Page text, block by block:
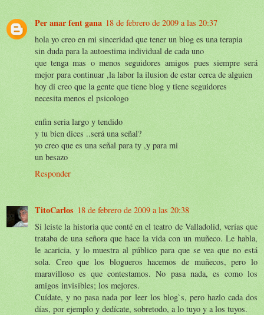
Per anar fent gana 18 de febrero de 2009 a las 20:37
hola yo creo en mi sinceridad que tener un blog es una terapia
sin duda para la autoestima individual de cada uno
que tenga mas o menos seguidores amigos pues siempre será
mejor para continuar ,la labor la ilusion de estar cerca de alguien
hoy di creo que la gente que tiene blog y tiene seguidores
necesita menos el psicologo
enfin seria largo y tendido
y tu bien dices ..será una señal?
yo creo que es una señal para ty ,y para mi
un besazo
Responder
TitoCarlos 18 de febrero de 2009 a las 20:38
Si leiste la historia que conté en el teatro de Valladolid, verías que
trataba de una señora que hace la vida con un muñeco. Le habla,
le acaricia, y lo muestra al público para que se vea que no está
sola. Creo que los blogueros hacemos de muñecos, pero lo
maravilloso es que contestamos. No pasa nada, es como los
amigos invisibles; los mejores.
Cuídate, y no pasa nada por leer los blog`s, pero hazlo cada dos
días, por ejemplo y dedícate, sobretodo, a lo tuyo y a los tuyos.